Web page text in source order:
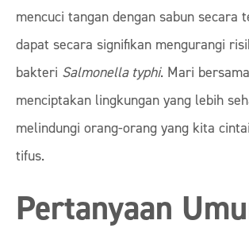
mencuci tangan dengan sabun secara
dapat secara signifikan mengurangi
bakteri Salmonella typhi. Mari
menciptakan lingkungan yang lebih
melindungi orang-orang yang kita
tifus.
Pertanyaan